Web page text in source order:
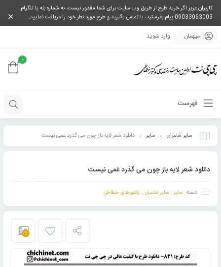
کاربران عزیز اگر خرید طرح از طریق وب سایت برای شما مقدور نیست، به شماره بله یا تلگرام
09033063003 پیام بفرستید، یا تماس بگیرید و طرح مورد نظر خود را دریافت نمایید.
میهمان وارد شوید
0
فهرست
سایر شاعران سایر دانلود شعر لایه باز چون می گذرد غمی نیست
دانلود شعر لایه باز چون می گذرد غمی نیست
دسته: سایر, سایر شاعران, وکتورهای خطاطی
1